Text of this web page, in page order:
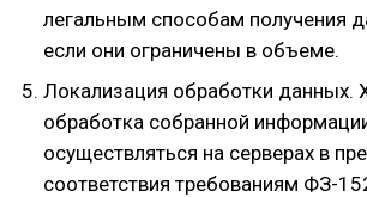
легальным способам получения
если они ограничены в объеме.
Локализация обработки данных.
обработка собранной
осуществляться на серверах в
соответствия требованиям ФЗ-